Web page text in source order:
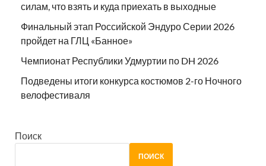
силам, что взять и куда приехать в выходные
Финальный этап Российской Эндуро Серии 2026
пройдет на ГЛЦ «Банное»
Чемпионат Республики Удмуртии по DH 2026
Подведены итоги конкурса костюмов 2-го Ночного
велофестиваля
Поиск
ПОИСК